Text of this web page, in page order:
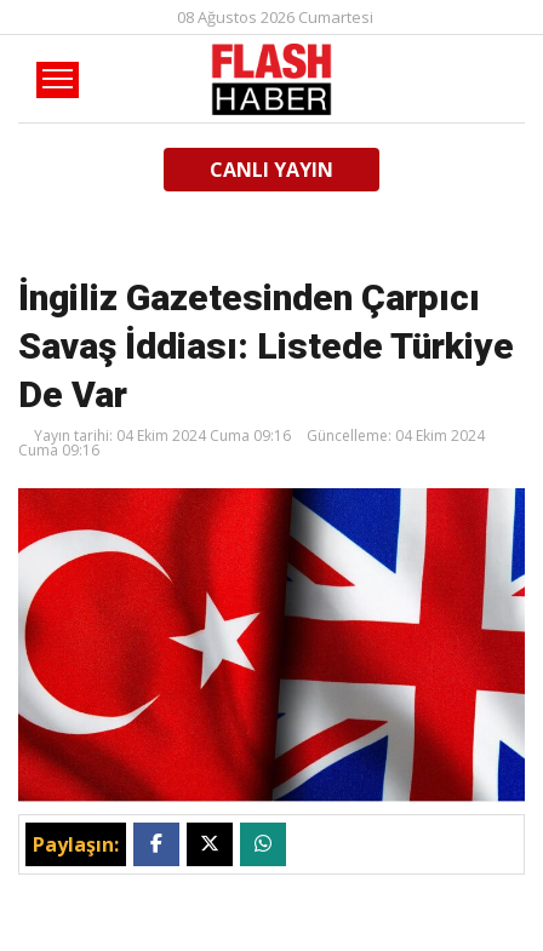
08 Ağustos 2026 Cumartesi
CANLI YAYIN
İngiliz Gazetesinden Çarpıcı
Savaş İddiası: Listede Türkiye
De Var
Yayın tarihi: 04 Ekim 2024 Cuma 09:16 Güncelleme: 04 Ekim 2024
Cuma 09:16
Paylaşın: